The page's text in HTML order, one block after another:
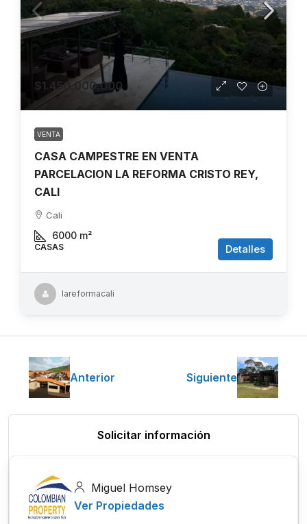
$1.450.000.000
VENTA
CASA CAMPESTRE EN VENTA
PARCELACION LA REFORMA CRISTO REY,
CALI
Cali
6000 m²
CASAS Detalles
lareformacali
Anterior Siguiente
Solicitar información
Miguel Homsey
Ver Propiedades